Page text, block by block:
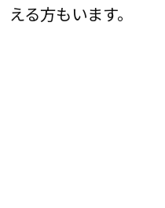
える方もいます。